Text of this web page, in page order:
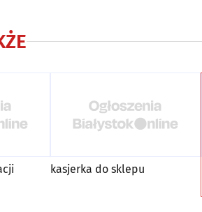
kasjerka do sklepu